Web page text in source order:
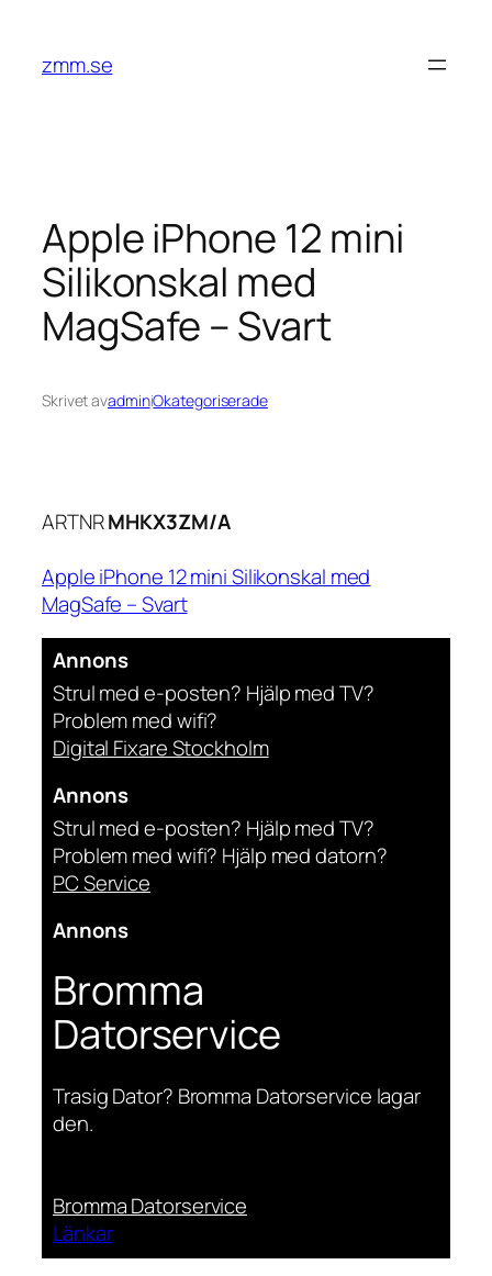
innehåll
zmm.se
Apple iPhone 12 mini
Silikonskal med
MagSafe – Svart
Skrivet avadminiOkategoriserade
ARTNRMHKX3ZM/A
Apple iPhone 12 mini Silikonskal med
MagSafe – Svart
Annons
Strul med e-posten? Hjälp med TV?
Problem med wifi?
Digital Fixare Stockholm
Annons
Strul med e-posten? Hjälp med TV?
Problem med wifi? Hjälp med datorn?
PC Service
Annons
Bromma
Datorservice
Trasig Dator? Bromma Datorservice lagar
den.
Bromma Datorservice
Länkar